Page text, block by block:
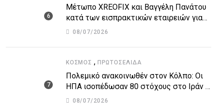
Μέτωπο XREOFIX και Βαγγέλη Πανάτου
κατά των εισπρακτικών εταιρειών για
την προστασία των δανειοληπτών
08/07/2026
ΚΌΣΜΟΣ , ΠΡΩΤΟΣΈΛΙΔΑ
Πολεμικό ανακοινωθέν στον Κόλπο: Οι
ΗΠΑ ισοπέδωσαν 80 στόχους στο Ιράν –
Μπαράζ επιθέσεων σε αμερικανικές
08/07/2026